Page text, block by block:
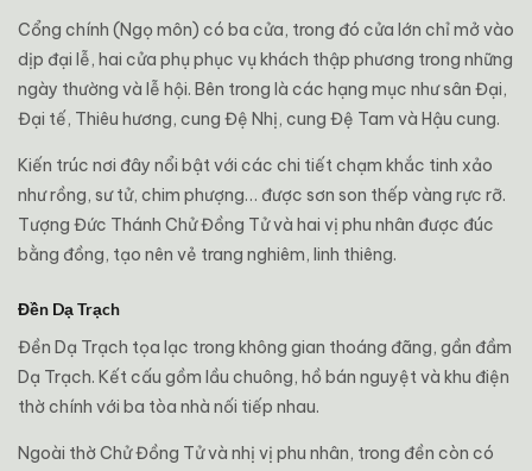
Cổng chính (Ngọ môn) có ba cửa, trong đó cửa lớn chỉ mở vào
dịp đại lễ, hai cửa phụ phục vụ khách thập phương trong những
ngày thường và lễ hội. Bên trong là các hạng mục như sân Đại,
Đại tế, Thiêu hương, cung Đệ Nhị, cung Đệ Tam và Hậu cung.
Kiến trúc nơi đây nổi bật với các chi tiết chạm khắc tinh xảo
như rồng, sư tử, chim phượng… được sơn son thếp vàng rực rỡ.
Tượng Đức Thánh Chử Đồng Tử và hai vị phu nhân được đúc
bằng đồng, tạo nên vẻ trang nghiêm, linh thiêng.
Đền Dạ Trạch
Đền Dạ Trạch tọa lạc trong không gian thoáng đãng, gần đầm
Dạ Trạch. Kết cấu gồm lầu chuông, hồ bán nguyệt và khu điện
thờ chính với ba tòa nhà nối tiếp nhau.
Ngoài thờ Chử Đồng Tử và nhị vị phu nhân, trong đền còn có